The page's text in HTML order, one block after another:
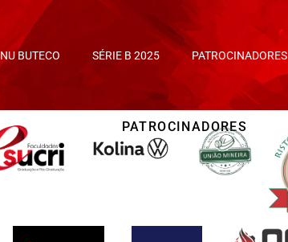
NU BUTECO SÉRIE B 2025 PATROCINADORES
PATROCINADORES